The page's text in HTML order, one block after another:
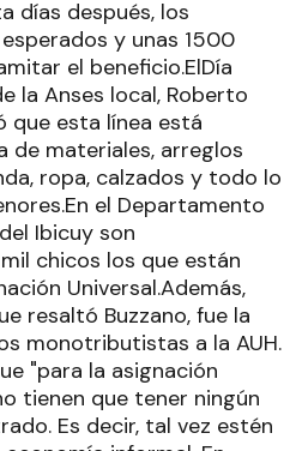
días después, los
y unas 1500
el beneficio.ElDía
la Anses local, Roberto
que esta línea está
de materiales, arreglos
ropa, calzados y todo lo
el Departamento
Ibicuy son
chicos los que están
Universal.Además,
resaltó Buzzano, fue la
monotributistas a la AUH.
"para la asignación
tienen que tener ningún
Es decir, tal vez estén